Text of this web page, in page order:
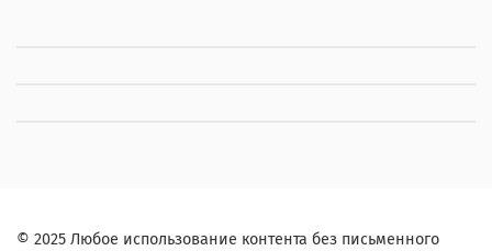
© 2025 Любое использование контента без письменного